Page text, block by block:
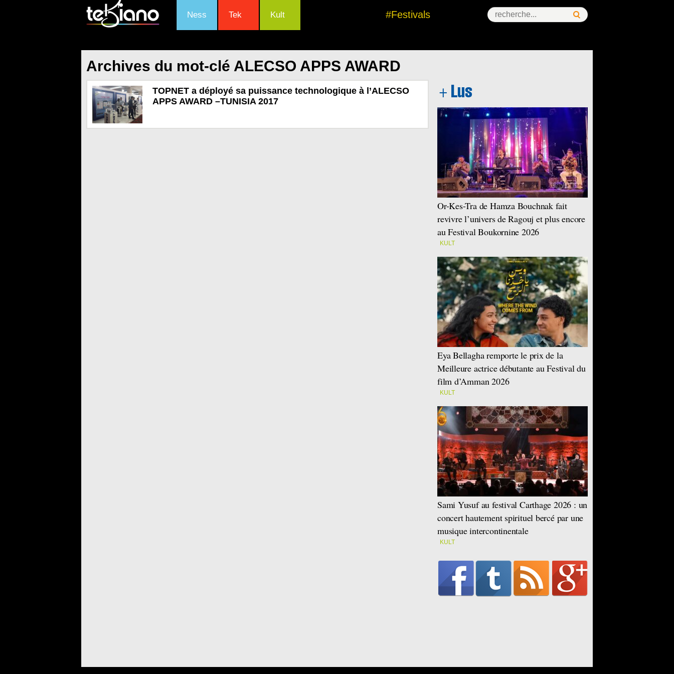
Ness Tek Kult #Festivals
Archives du mot-clé ALECSO APPS AWARD
TOPNET a déployé sa puissance technologique à l’ALECSO
APPS AWARD –TUNISIA 2017
Or-Kes-Tra de Hamza Bouchnak fait
revivre l’univers de Ragouj et plus encore
au Festival Boukornine 2026
KULT
Eya Bellagha remporte le prix de la
Meilleure actrice débutante au Festival du
film d’Amman 2026
KULT
Sami Yusuf au festival Carthage 2026 : un
concert hautement spirituel bercé par une
musique intercontinentale
KULT